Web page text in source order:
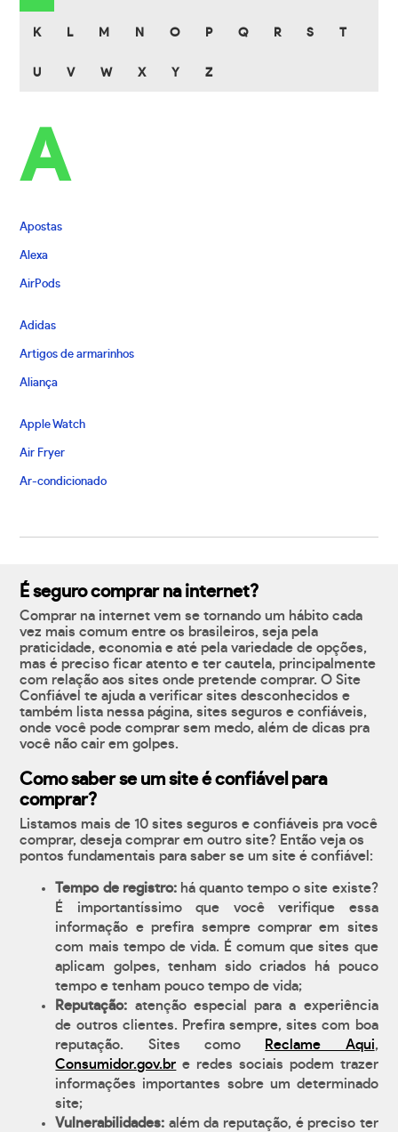
K L M N O P Q R S T
U V W X Y Z
A
Apostas
Alexa
AirPods
Adidas
Artigos de armarinhos
Aliança
Apple Watch
Air Fryer
Ar-condicionado
É seguro comprar na internet?
Comprar na internet vem se tornando um hábito cada
vez mais comum entre os brasileiros, seja pela
praticidade, economia e até pela variedade de opções,
mas é preciso ficar atento e ter cautela, principalmente
com relação aos sites onde pretende comprar. O Site
Confiável te ajuda a verificar sites desconhecidos e
também lista nessa página, sites seguros e confiáveis,
onde você pode comprar sem medo, além de dicas pra
você não cair em golpes.
Como saber se um site é confiável para
comprar?
Listamos mais de 10 sites seguros e confiáveis pra você
comprar, deseja comprar em outro site? Então veja os
pontos fundamentais para saber se um site é confiável:
Tempo de registro:há quanto tempo o site existe?
É importantíssimo que você verifique essa
informação e prefira sempre comprar em sites
com mais tempo de vida. É comum que sites que
aplicam golpes, tenham sido criados há pouco
tempo e tenham pouco tempo de vida;
Reputação: atenção especial para a experiência
de outros clientes. Prefira sempre, sites com boa
reputação. Sites como
Reclame Aqui,
Consumidor.gov.br e redes sociais podem trazer
informações importantes sobre um determinado
site;
Vulnerabilidades: além da reputação, é preciso ter